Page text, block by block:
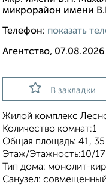
микрорайон имени
Телефон: показать
Агентство, 07.08.2026
В закладки
Жилой комплекс
Количество комнат:1
Общая площадь: 41, 35
Этаж/Этажность:10/17
Тип дома: монолит-
Санузел: